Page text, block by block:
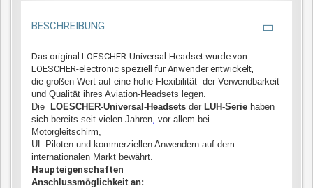
BESCHREIBUNG
Das original LOESCHER-Universal-Headset wurde von
LOESCHER-electronic speziell für Anwender entwickelt,
die großen Wert auf eine hohe Flexibilität der Verwendbarkeit
und Qualität ihres Aviation-Headsets legen.
Die LOESCHER-Universal-Headsets der LUH-Serie haben
sich bereits seit vielen Jahren vor allem bei
Motorgleitschirm,
UL-Piloten und kommerziellen Anwendern auf dem
internationalen Markt bewährt.
Haupteigenschaften
Anschlussmöglichkeit an: